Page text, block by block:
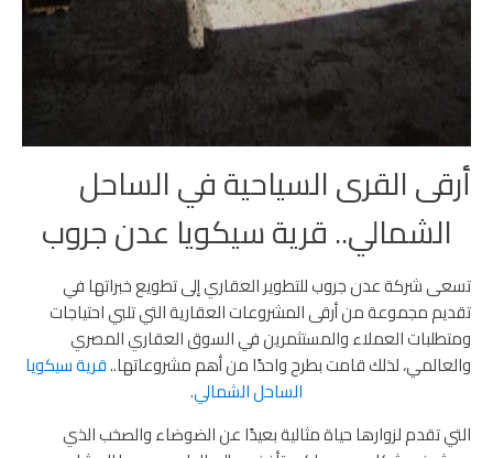
أرقى القرى السياحية في الساحل
الشمالي.. قرية سيكويا عدن جروب
تسعىشركة عدن جروب للتطوير العقاريإلى تطويع خبراتها في
تقديم مجموعة من أرقى المشروعات العقارية التي تلبي احتياجات
ومتطلبات العملاء والمستثمرين في السوق العقاري المصري
والعالمي، لذلك قامت بطرح واحدًا من أهم مشروعاتها..قرية سيكويا
الساحل الشمالي.
التي تقدم لزوارها حياة مثالية بعيدًا عن الضوضاء والصخب الذي